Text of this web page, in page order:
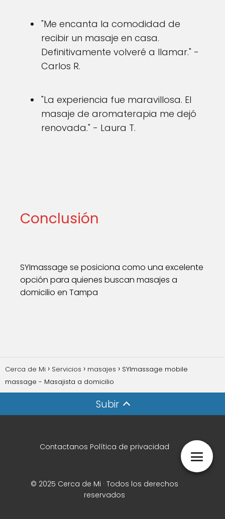
"Me encanta la comodidad de
recibir un masaje en casa.
Definitivamente volveré a llamar." -
Carlos R.
"La experiencia fue maravillosa. El
masaje de aromaterapia me dejó
renovada." - Laura T.
Conclusión
SYImassage se posiciona como una excelente
opción para quienes buscan masajes a
domicilio en Tampa
Cerca de Mi Servicios masajes
SYImassage mobile
massage - Masajista a domicilio
Subir
Contactanos Política de privacidad
© 2025 Cerca de Mi · Todos los derechos
reservados